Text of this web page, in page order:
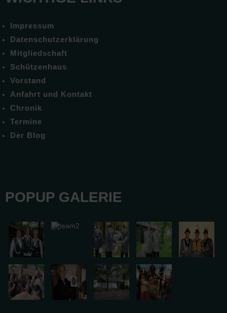
Impressum
Datenschutzerklärung
Mitgliedschaft
Schützenhaus
Vorstand
Anfahrt und Kontakt
Chronik
Termine
Der Blog
POPUP GALERIE